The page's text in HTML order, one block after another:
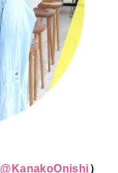
@ KanakoOnishi）